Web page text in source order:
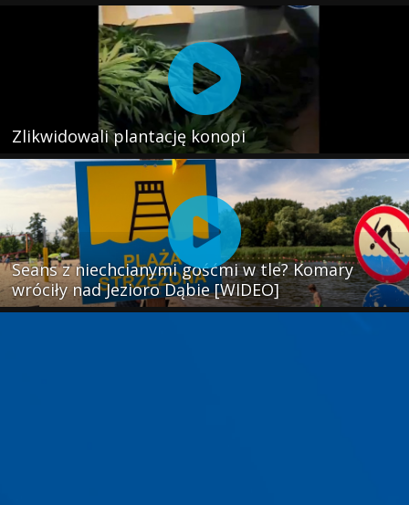
Zlikwidowali plantację konopi
Seans z niechcianymi gośćmi w tle? Komary
wróciły nad Jezioro Dąbie [WIDEO]